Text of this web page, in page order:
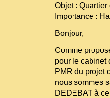
Objet :
Importance :
Bonjour,
Comme
pour le cabinet
PMR du projet
nous sommes
DEDEBAT à ce